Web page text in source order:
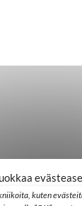
kuten